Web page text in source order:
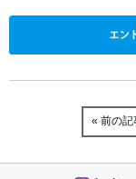
« 前の記